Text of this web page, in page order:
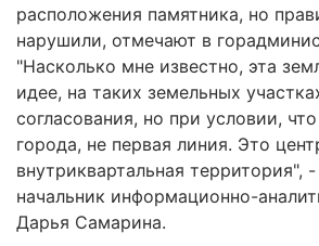
расположения памятника, но
нарушили, отмечают в
"Насколько мне известно, эта
идее, на таких земельных
согласования, но при условии,
города, не первая линия. Это
внутриквартальная территория", -
начальник информационно-
Дарья Самарина.